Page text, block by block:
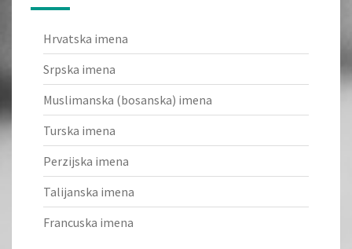
Hrvatska imena
Srpska imena
Muslimanska (bosanska) imena
Turska imena
Perzijska imena
Talijanska imena
Francuska imena